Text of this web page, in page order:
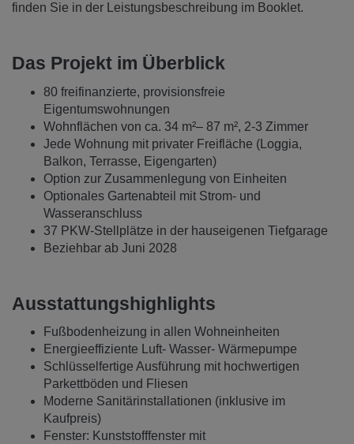
finden Sie in der Leistungsbeschreibung im Booklet.
Das Projekt im Überblick
80 freifinanzierte, provisionsfreie
Eigentumswohnungen
Wohnflächen von ca. 34 m²– 87 m², 2-3 Zimmer
Jede Wohnung mit privater Freifläche (Loggia,
Balkon, Terrasse, Eigengarten)
Option zur Zusammenlegung von Einheiten
Optionales Gartenabteil mit Strom- und
Wasseranschluss
37 PKW-Stellplätze in der hauseigenen Tiefgarage
Beziehbar ab Juni 2028
Ausstattungshighlights
Fußbodenheizung in allen Wohneinheiten
Energieeffiziente Luft- Wasser- Wärmepumpe
Schlüsselfertige Ausführung mit hochwertigen
Parkettböden und Fliesen
Moderne Sanitärinstallationen (inklusive im
Kaufpreis)
Fenster: Kunststofffenster mit